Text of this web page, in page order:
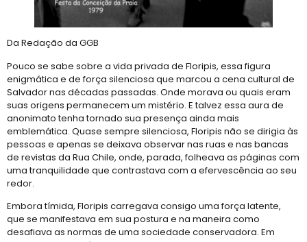
Da Redação da GGB
Pouco se sabe sobre a vida privada de Floripis, essa figura
enigmática e de força silenciosa que marcou a cena cultural de
Salvador nas décadas passadas. Onde morava ou quais eram
suas origens permanecem um mistério. E talvez essa aura de
anonimato tenha tornado sua presença ainda mais
emblemática. Quase sempre silenciosa, Floripis não se dirigia às
pessoas e apenas se deixava observar nas ruas e nas bancas
de revistas da Rua Chile, onde, parada, folheava as páginas com
uma tranquilidade que contrastava com a efervescência ao seu
redor.
Embora tímida, Floripis carregava consigo uma força latente,
que se manifestava em sua postura e na maneira como
desafiava as normas de uma sociedade conservadora. Em